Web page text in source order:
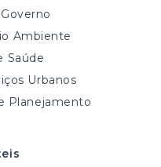
Ambiente
Saúde
Urbanos
Planejamento